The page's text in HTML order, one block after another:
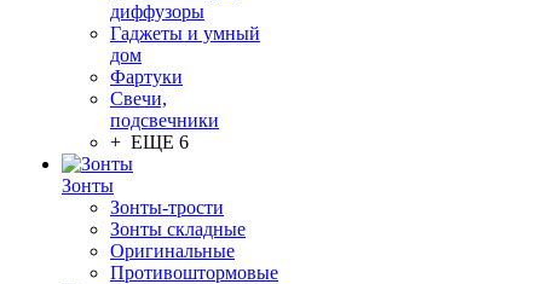
диффузоры
Гаджеты и умный
дом
Фартуки
Свечи,
подсвечники
+ ЕЩЕ 6
Зонты
Зонты-трости
Зонты складные
Оригинальные
Противоштормовые